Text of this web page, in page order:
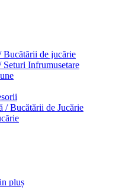
Bucătării de jucărie
Infrumusetare
/ Bucătării de Jucărie
pluș